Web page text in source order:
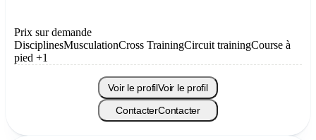
Prix sur demande
DisciplinesMusculationCross TrainingCircuit trainingCourse à
pied +1
Voir le profilVoir le profil
ContacterContacter